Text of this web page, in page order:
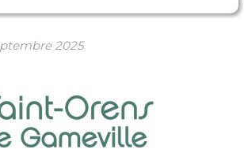
2025